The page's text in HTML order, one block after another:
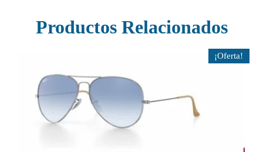
Productos Relacionados
¡Oferta!